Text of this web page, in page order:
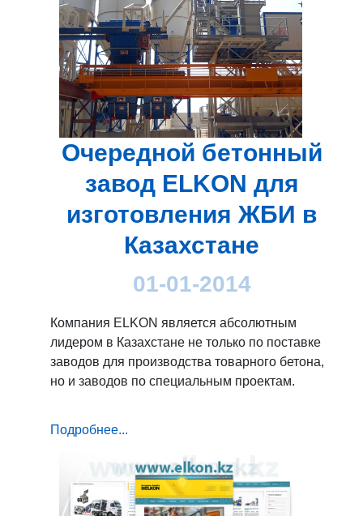
Очередной бетонный
завод ELKON для
изготовления ЖБИ в
Казахстане
01-01-2014
Компания ELKON является абсолютным
лидером в Казахстане не только по поставке
заводов для производства товарного бетона,
но и заводов по специальным проектам.
Подробнее...